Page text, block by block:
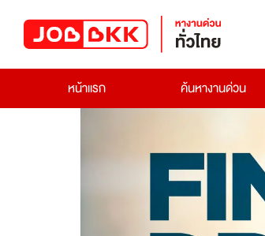
หน้าแรก
ค้นหางานด่วน